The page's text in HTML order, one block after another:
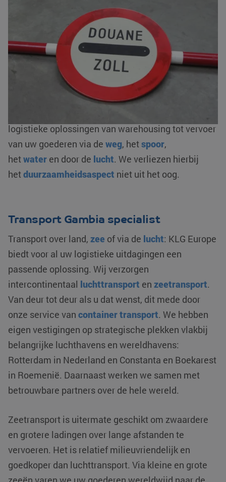
U kunt bij ons terecht voor vrijwel alle type
goederen. Naast het verzorgen van het transport,
regelen we ook het logistieke gedeelte. Zoals onder
andere decomplete douaneafhandeling : in- en
uitklaringen, bonded warehousing en/ of fiscale
vertegenwoordiging. Als AEO-gecertificeerde
logistieke dienstverlener zorgen wij voor een
logistieke oplossingen van warehousing tot vervoer
van uw goederen via de weg, hetspoor,
hetwater en door de lucht. We verliezen hierbij
hetduurzaamheidsaspect niet uit het oog.
Transport Gambia specialist
Transport over land, zee of via de lucht: KLG Europe
biedt voor al uw logistieke uitdagingen een
passende oplossing. Wij verzorgen
intercontinentaal luchttransport en zeetransport.
Van deur tot deur als u dat wenst, dit mede door
onze service van container transport. We hebben
eigen vestigingen op strategische plekken vlakbij
belangrijke luchthavens en wereldhavens:
Rotterdam in Nederland en Constanta en Boekarest
in Roemenië. Daarnaast werken we samen met
betrouwbare partners over de hele wereld.
Zeetransport is uitermate geschikt om zwaardere
en grotere ladingen over lange afstanden te
vervoeren. Het is relatief milieuvriendelijk en
goedkoper dan luchttransport. Via kleine en grote